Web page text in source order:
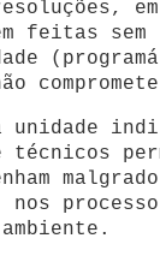
feitas
nos